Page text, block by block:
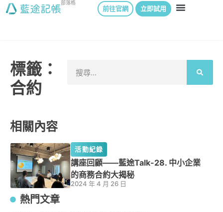
部落格
前往官網 立即試用
標籤：
合約
相關內容
活動紀錄
講座回顧——藍途Talk-28. 中小企業
的商務合約大揭秘
2024 年 4 月 26 日
熱門文章